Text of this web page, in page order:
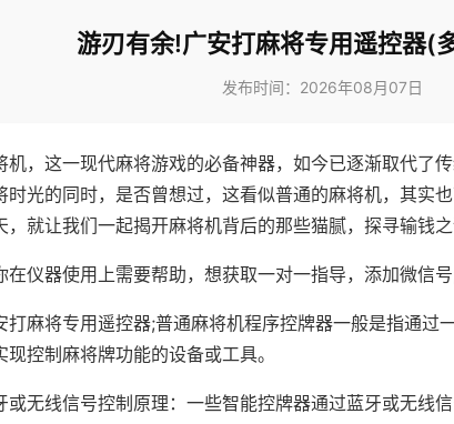
游刃有余!广安打麻将专用遥控器(
发布时间：2026年08月07日
机，这一现代麻将游戏的必备神器，如今已逐渐取代了
时光的同时，是否曾想过，这看似普通的麻将机，其实
，就让我们一起揭开麻将机背后的那些猫腻，探寻输钱之
在仪器使用上需要帮助，想获取一对一指导，添加微信
打麻将专用遥控器;普通麻将机程序控牌器一般是指通过
现控制麻将牌功能的设备或工具。
或无线信号控制原理：一些智能控牌器通过蓝牙或无线